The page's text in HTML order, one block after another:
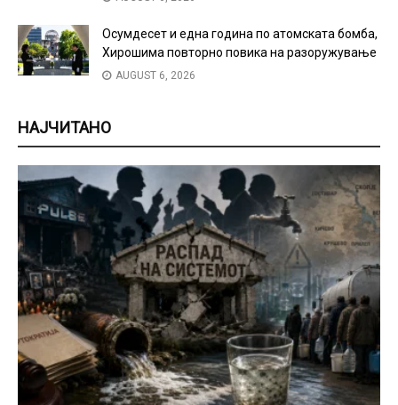
Осумдесет и една година по атомската бомба,
Хирошима повторно повика на разоружување
AUGUST 6, 2026
НАЈЧИТАНО